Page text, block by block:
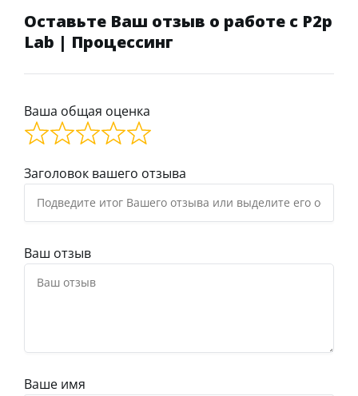
Оставьте Ваш отзыв о работе с P2p
Lab | Процессинг
Ваша общая оценка
Заголовок вашего отзыва
Ваш отзыв
Ваше имя